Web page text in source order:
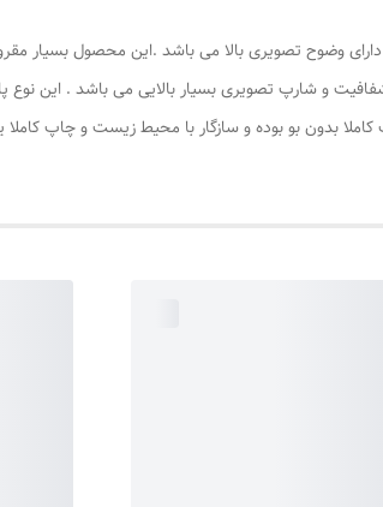
وضوح تصویری بالا می باشد .این محصول بسیار
و شارپ تصویری بسیار بالایی می باشد . این نوع
بدون بو بوده و سازگار با محیط زیست و چاپ